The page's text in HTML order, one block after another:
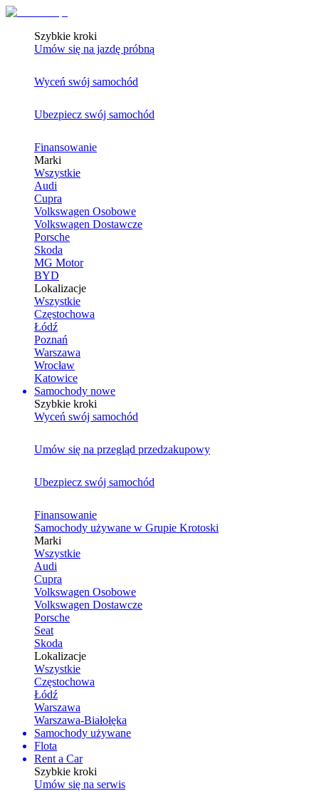
Szybkie kroki
Umów się na jazdę próbną
Wyceń swój samochód
Ubezpiecz swój samochód
Finansowanie
Marki
Wszystkie
Audi
Cupra
Volkswagen Osobowe
Volkswagen Dostawcze
Porsche
Skoda
MG Motor
BYD
Lokalizacje
Wszystkie
Częstochowa
Łódź
Poznań
Warszawa
Wrocław
Katowice
Samochody nowe
Szybkie kroki
Wyceń swój samochód
Umów się na przegląd przedzakupowy
Ubezpiecz swój samochód
Finansowanie
Samochody używane w Grupie Krotoski
Marki
Wszystkie
Audi
Cupra
Volkswagen Osobowe
Volkswagen Dostawcze
Porsche
Seat
Skoda
Lokalizacje
Wszystkie
Częstochowa
Łódź
Warszawa
Warszawa-Białołęka
Samochody używane
Flota
Rent a Car
Szybkie kroki
Umów się na serwis